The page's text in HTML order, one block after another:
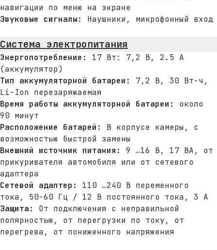
навигации по меню на экране
Звуковые сигналы: Наушники, микрофонный вход
Система электропитания
Энергопотребление: 17 Вт: 7,2 В, 2.5 A
(аккумулятор)
Тип аккумуляторной батареи: 7,2 В, 30 Вт-ч,
Li-Ion перезаряжаемая
Время работы аккумуляторной батареи: около
90 минут
Расположение батарей: В корпусе камеры, с
возможностью быстрой замены
Внешний источник питания: 9 …16 В, 17 ВА, от
прикуривателя автомобиля или от сетевого
адаптера
Сетевой адаптер: 110 …240 В переменного
тока, 50-60 Гц / 12 В постоянного тока, 3 А
Защита: От подключения с неправильной
полярностью, от перегрузки по току, от
перегрева, от пониженного напряжения